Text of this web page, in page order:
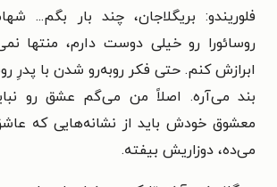
فلوریندو: بریگلاجان، چند بار بگم...
روسائورا رو خیلی دوست دارم، منتها
ابرازش کنم. حتی فکر روبه‌رو شدن با پدرِ
بند می‌آره. اصلاً من می‌گم عشق رو
معشوق خودش باید از نشانه‌هایی که
می‌ده، دوزاریش بیفته.